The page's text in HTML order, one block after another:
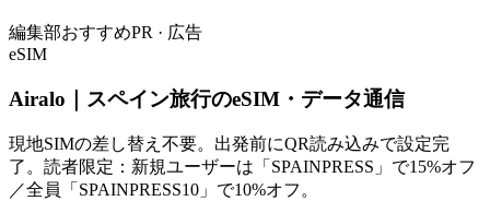
編集部おすすめPR · 広告
eSIM
Airalo｜スペイン旅行のeSIM・データ通信
現地SIMの差し替え不要。出発前にQR読み込みで設定完
了。読者限定：新規ユーザーは「SPAINPRESS」で15%オフ
／全員「SPAINPRESS10」で10%オフ。